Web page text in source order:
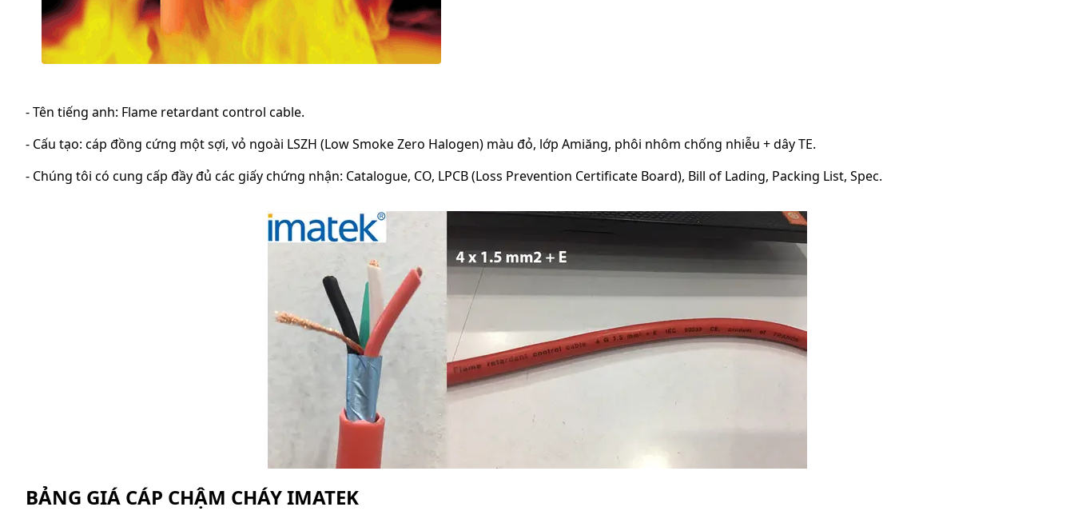
- Tên tiếng anh: Flame retardant control cable.
- Cấu tạo: cáp đồng cứng một sợi, vỏ ngoài LSZH (Low Smoke Zero Halogen) màu đỏ, lớp Amiăng, phôi nhôm chống nhiễu + dây TE.
- Chúng tôi có cung cấp đầy đủ các giấy chứng nhận: Catalogue, CO, LPCB (Loss Prevention Certificate Board), Bill of Lading, Packing List, Spec.
BẢNG GIÁ CÁP CHẬM CHÁY IMATEK